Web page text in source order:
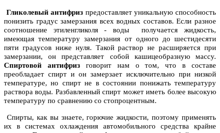
Гликолевый антифриз предоставляет уникальную способность
понизить градус замерзания всех водных составов. Если разное
соотношение этиленгликоля - воды получается жидкость,
имеющая температуру замерзания от одного до шестидесяти
пяти градусов ниже нуля. Такой раствор не расширяется при
замерзании, он представляет собой кашицеобразную массу.
Спиртовой антифризговорит нам о том, что в составе
преобладает спирт и он замерзает исключительно при низкой
температуре, но спирт не в состоянии понижать температуру
раствора воды. Разбавленный спирт может иметь более высокую
температуру по сравнению со стопроцентным.
Спирты, как вы знаете, горючие жидкости, поэтому применять
их в системах охлаждения автомобильного средства крайне